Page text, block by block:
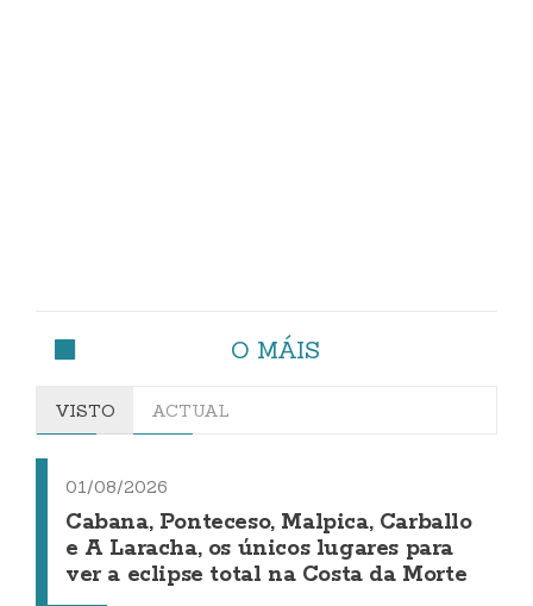
O MÁIS
VISTO ACTUAL
01/08/2026
Cabana, Ponteceso, Malpica, Carballo
e A Laracha, os únicos lugares para
ver a eclipse total na Costa da Morte